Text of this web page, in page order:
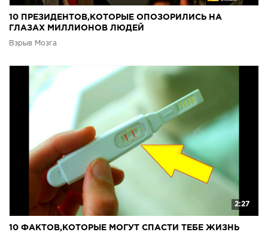
10 ПРЕЗИДЕНТОВ,КОТОРЫЕ ОПОЗОРИЛИСЬ НА
ГЛАЗАХ МИЛЛИОНОВ ЛЮДЕЙ
Взрыв Мозга
2:27
10 ФАКТОВ,КОТОРЫЕ МОГУТ СПАСТИ ТЕБЕ ЖИЗНЬ